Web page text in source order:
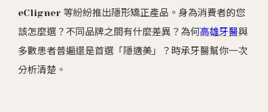
eCligner 等紛紛推出隱形矯正產品。身為消費者的您
該怎麼選？不同品牌之間有什麼差異？為何高雄牙醫與
多數患者普遍還是首選「隱適美」？時承牙醫幫你一次
分析清楚。